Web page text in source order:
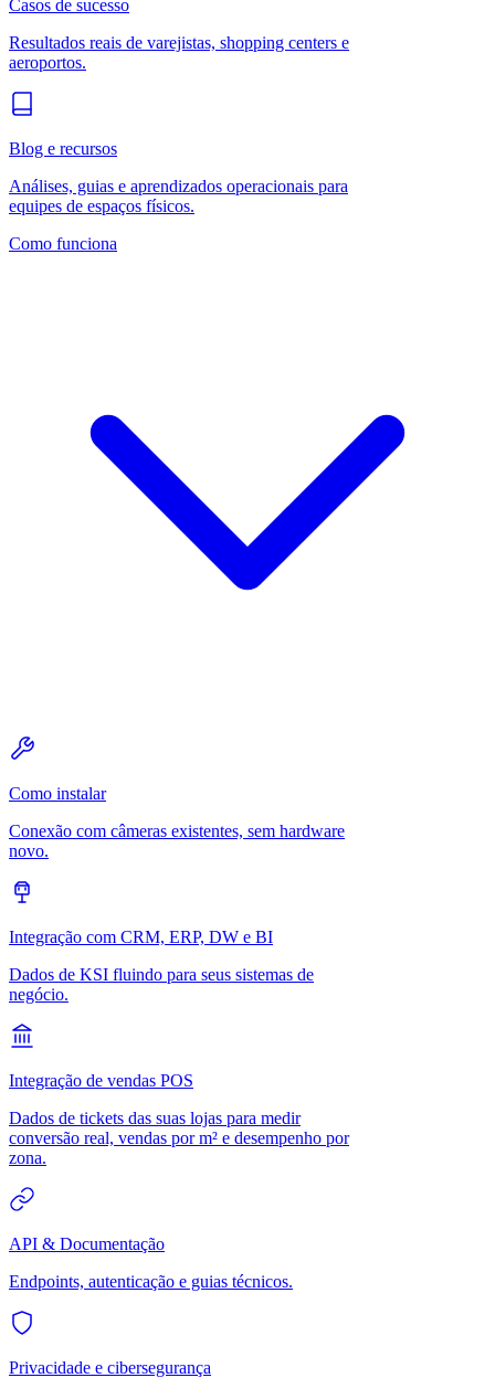
Casos de sucesso
Resultados reais de varejistas, shopping centers e
aeroportos.
Blog e recursos
Análises, guias e aprendizados operacionais para
equipes de espaços físicos.
Como funciona
Como instalar
Conexão com câmeras existentes, sem hardware
novo.
Integração com CRM, ERP, DW e BI
Dados de KSI fluindo para seus sistemas de
negócio.
Integração de vendas POS
Dados de tickets das suas lojas para medir
conversão real, vendas por m² e desempenho por
zona.
API & Documentação
Endpoints, autenticação e guias técnicos.
Privacidade e cibersegurança